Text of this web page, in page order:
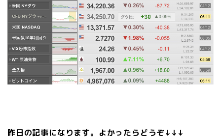
昨日の記事になります。よかったらどうぞ↓↓↓